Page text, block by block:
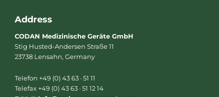
Address
CODAN Medizinische Geräte GmbH
Stig Husted-Andersen Straße 11
23738 Lensahn, Germany
Telefon +49 (0) 43 63 · 51 11
Telefax +49 (0) 43 63 · 51 12 14